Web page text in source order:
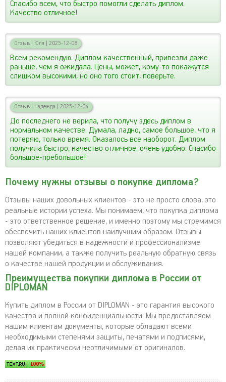
Спасибо всем, что быстро помогли сделать диплом.
Качество отличное!
Отзыв | Юля | 2025-12-08
Всем рекомендую. Диплом качественный, привезли даже
раньше, чем я ожидала. Цены, может, кому-то покажутся
слишком высокими, но оно того стоит, поверьте.
Отзыв | Надежда | 2025-12-04
До последнего не верила, что получу здесь диплом в
нормальном качестве. Думала, ладно, самое большое, что я
потеряю, только время. Оказалось все наоборот. Диплом
получила быстро, качество отличное, очень удобно. Спасибо
большое-пребольшое!
Почему нужны отзывы о покупке диплома?
Отзывы наших довольных клиентов - это не просто слова, это
реальные истории успеха. Мы понимаем, что покупка диплома
- это ответственное решение, и именно поэтому мы стремимся
обеспечить наших клиентов наилучшим образом. Отзывы
позволяют убедиться в надежности и профессионализме
нашей компании, а также получить реальную обратную связь
о качестве нашей продукции и обслуживания.
Преимущества покупки диплома в России от
DIPLOMAN
Купить диплом в России от DIPLOMAN - это гарантия высокого
качества и полной конфиденциальности. Мы предоставляем
нашим клиентам документы, которые обладают всеми
необходимыми степенями защиты, печатями и подписями,
делая их практически неотличимыми от оригиналов.